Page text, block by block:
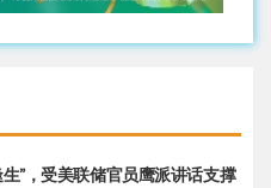
”，受美联储官员鹰派讲话支撑